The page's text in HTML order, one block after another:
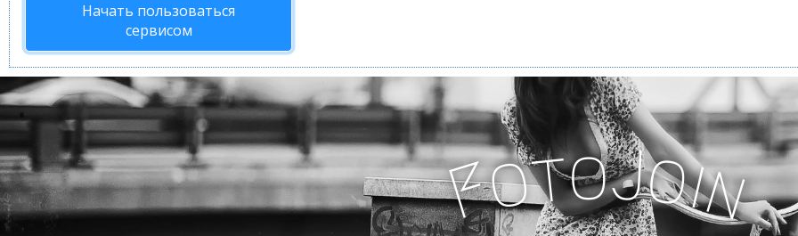
Начать пользоваться
сервисом
FotoJoi
n